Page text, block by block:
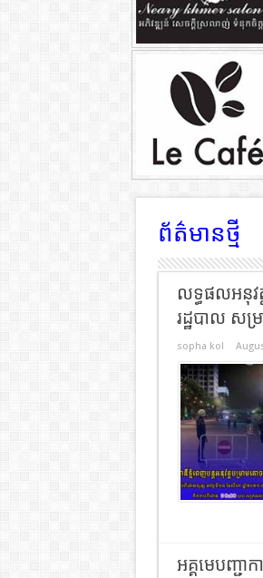
ព័ត៌មានថ្មី
លទ្ធផលអនុវ
រដ្ឋបាល សម្
sopha kol
អគ្គមេបញ្ជ